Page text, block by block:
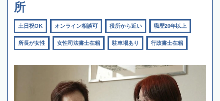
所
土日祝OK オンライン相談可 役所から近い 職歴20年以上
所長が女性 女性司法書士在籍 駐車場あり 行政書士在籍